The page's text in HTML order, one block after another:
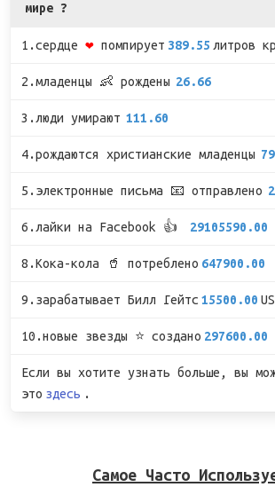
мире ?
1.сердце ❤ помпирует 389.55 литров
2.младенцы 👶 рождены 26.66
3.люди умирают 111.60
4.рождаются христианские младенцы
5.электронные письма 📧 отправлено
6.лайки на Facebook 👍 29105590.00
8.Кока-кола 🥤 потреблено 647900.00
9.зарабатывает Билл Гейтс 15500.00 US
10.новые звезды ⭐ создано 297600.00
Если вы хотите узнать больше, вы
это здесь .
Самое Часто